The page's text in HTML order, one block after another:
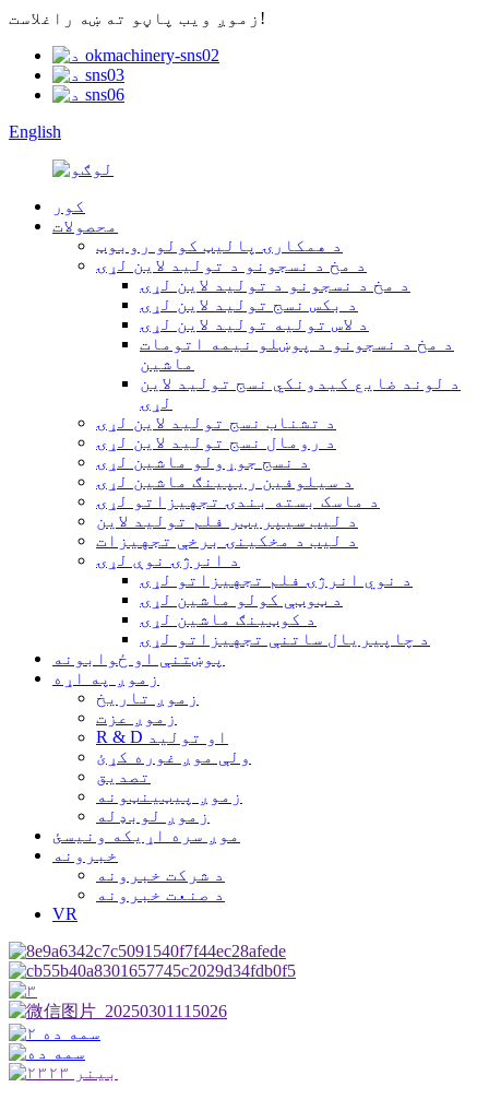
زموږ ویب پاڼو ته ښه راغلاست!
English
کور
محصولات
د همکارۍ پالیټ کولو روبوټ
د مخ د نسجونو د تولید لاین لړۍ
د مخ د نسجونو د تولید لاین لړۍ
د بکس نسج تولید لاین لړۍ
د لاس تولیه تولید لاین لړۍ
د مخ د نسجونو د پوښلو نیمه اتومات
ماشین
د لوند ضایع کیدونکي نسج تولید لاین
لړۍ
د تشناب نسج تولید لاین لړۍ
د رومال نسج تولید لاین لړۍ
د نسج جوړولو ماشین لړۍ
د سیلوفین ریپینګ ماشین لړۍ
د ماسک بسته بندۍ تجهیزاتو لړۍ
د لیب سیپریټر فلم تولید لاین
د لیب د مخکینۍ برخې تجهیزات
د انرژۍ نوې لړۍ
د نوي انرژۍ فلم تجهیزاتو لړۍ
د ټوټې کولو ماشین لړۍ
د کوټینګ ماشین لړۍ
د چاپیریال ساتنې تجهیزاتو لړۍ
پوښتنې او ځوابونه
زموږ په اړه
زموږ تاریخ
زموږ عزت
R & D او تولید
ولې موږ غوره کړئ
تصدیق
زموږ پیټینټونه
زموږ لوبډله
موږ سره اړیکه ونیسئ
خبرونه
د شرکت خبرونه
د صنعت خبرونه
VR